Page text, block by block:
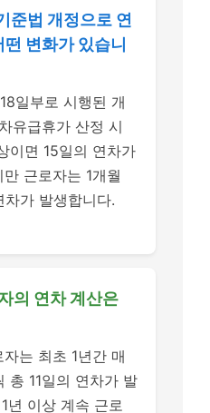
준법 개정으로 연
변화가 있습니
일부로 시행된 개
유급휴가 산정 시
이면 15일의 연차가
근로자는 1개월
차가 발생합니다.
의 연차 계산은
는 최초 1년간 매
총 11일의 연차가 발
년 이상 계속 근로